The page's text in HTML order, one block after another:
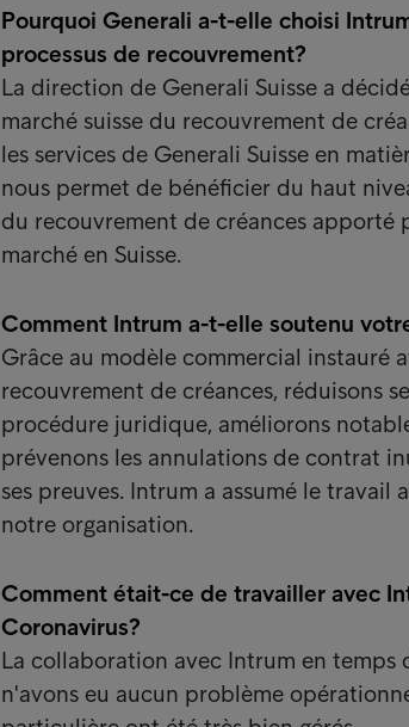
Pourquoi Generali a-t-elle choisi
processus de recouvrement?
La direction de Generali Suisse a
marché suisse du recouvrement de
les services de Generali Suisse en
nous permet de bénéficier du haut
du recouvrement de créances
marché en Suisse.
Comment Intrum a-t-elle soutenu
Grâce au modèle commercial instauré
recouvrement de créances, réduisons
procédure juridique, améliorons
prévenons les annulations de contrat
ses preuves. Intrum a assumé le
notre organisation.
Comment était-ce de travailler avec
Coronavirus?
La collaboration avec Intrum en temps
n'avons eu aucun problème